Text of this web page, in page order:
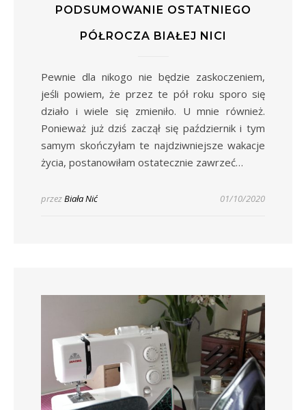
PODSUMOWANIE OSTATNIEGO
PÓŁROCZA BIAŁEJ NICI
Pewnie dla nikogo nie będzie zaskoczeniem,
jeśli powiem, że przez te pół roku sporo się
działo i wiele się zmieniło. U mnie również.
Ponieważ już dziś zaczął się październik i tym
samym skończyłam te najdziwniejsze wakacje
życia, postanowiłam ostatecznie zawrzeć…
przezBiała Nić 01/10/2020